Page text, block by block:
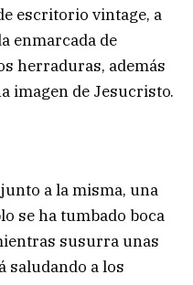
escritorio vintage, a
enmarcada de
herraduras, además
imagen de Jesucristo.
a la misma, una
se ha tumbado boca
susurra unas
saludando a los